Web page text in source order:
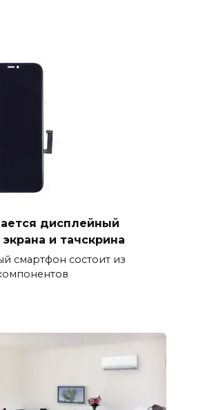
дисплейный
и тачскрина
смартфон состоит из